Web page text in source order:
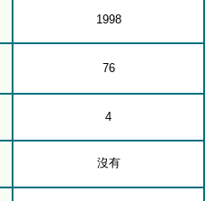
1998
76
4
沒有